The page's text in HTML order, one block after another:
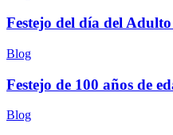
Festejo del día del
Blog
Festejo de 100 años de
Blog